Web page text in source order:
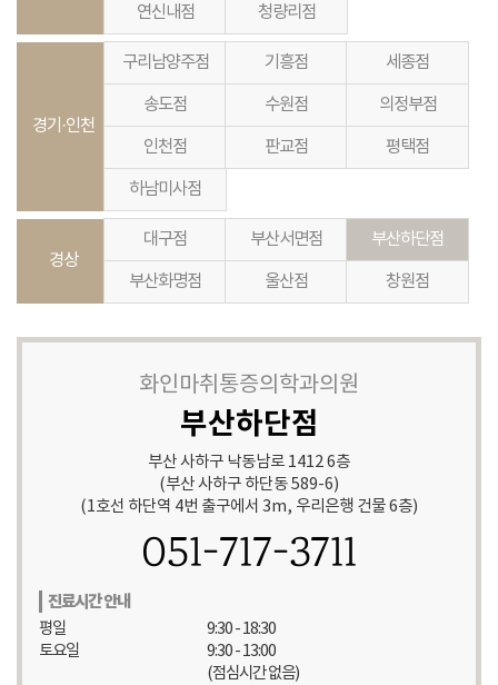
연신내점 청량리점
경기·인천
구리남양주점 기흥점 세종점
송도점 수원점 의정부점
인천점 판교점 평택점
하남미사점
경상
대구점 부산서면점 부산하단점
부산화명점 울산점 창원점
화인마취통증의학과의원
부산하단점
부산 사하구 낙동남로 1412 6층
(부산 사하구 하단동 589-6)
(1호선 하단역 4번 출구에서 3m, 우리은행 건물 6층)
051-717-3711
진료시간 안내
평일
토요일
9:30 - 18:30
9:30 - 13:00
(점심시간 없음)